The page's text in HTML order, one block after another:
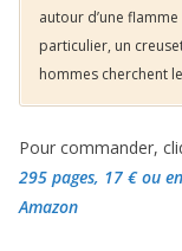
autour d’une
particulier, un
hommes cherchent
Pour commander,
295 pages, 17 €ou
Amazon